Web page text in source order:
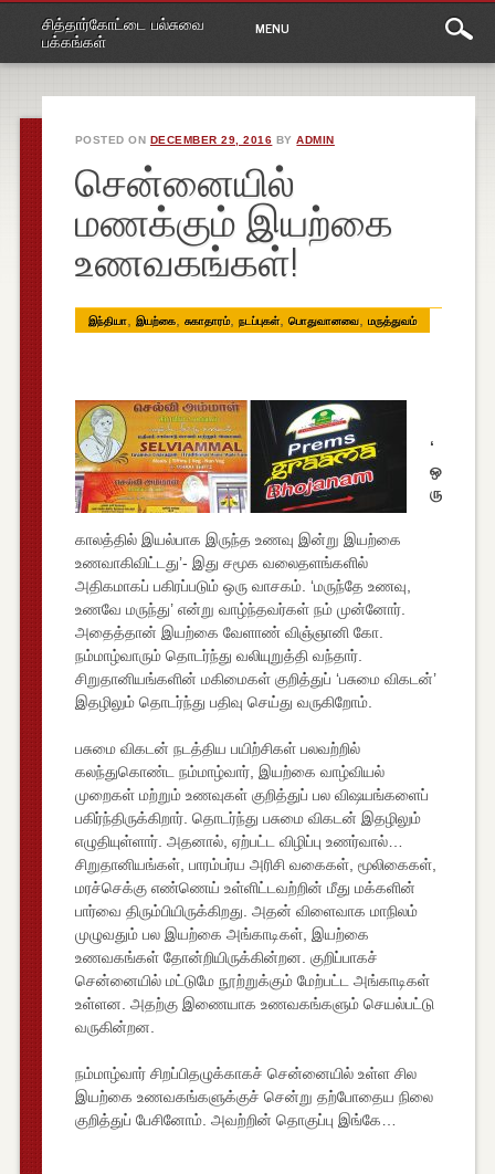
சித்தார்கோட்டை பல்சுவை
பக்கங்கள்
Main
menu
content
MENU
POSTED ON DECEMBER 29, 2016 BYADMIN
சென்னையில்
மணக்கும் இயற்கை
உணவகங்கள்!
இந்தியா, இயற்கை, சுகாதாரம், நடப்புகள், பொதுவானவை, மருத்துவம்
‘
ஒ
ரு
காலத்தில் இயல்பாக இருந்த உணவு இன்று இயற்கை
உணவாகிவிட்டது’- இது சமூக வலைதளங்களில்
அதிகமாகப் பகிரப்படும் ஒரு வாசகம். ‘மருந்தே உணவு,
உணவே மருந்து’ என்று வாழ்ந்தவர்கள் நம் முன்னோர்.
அதைத்தான் இயற்கை வேளாண் விஞ்ஞானி கோ.
நம்மாழ்வாரும் தொடர்ந்து வலியுறுத்தி வந்தார்.
சிறுதானியங்களின் மகிமைகள் குறித்துப் ‘பசுமை விகடன்’
இதழிலும் தொடர்ந்து பதிவு செய்து வருகிறோம்.
பசுமை விகடன் நடத்திய பயிற்சிகள் பலவற்றில்
கலந்துகொண்ட நம்மாழ்வார், இயற்கை வாழ்வியல்
முறைகள் மற்றும் உணவுகள் குறித்துப் பல விஷயங்களைப்
பகிர்ந்திருக்கிறார். தொடர்ந்து பசுமை விகடன் இதழிலும்
எழுதியுள்ளார். அதனால், ஏற்பட்ட விழிப்பு உணர்வால்…
சிறுதானியங்கள், பாரம்பர்ய அரிசி வகைகள், மூலிகைகள்,
மரச்செக்கு எண்ணெய் உள்ளிட்டவற்றின் மீது மக்களின்
பார்வை திரும்பியிருக்கிறது. அதன் விளைவாக மாநிலம்
முழுவதும் பல இயற்கை அங்காடிகள், இயற்கை
உணவகங்கள் தோன்றியிருக்கின்றன. குறிப்பாகச்
சென்னையில் மட்டுமே நூற்றுக்கும் மேற்பட்ட அங்காடிகள்
உள்ளன. அதற்கு இணையாக உணவகங்களும் செயல்பட்டு
வருகின்றன.
நம்மாழ்வார் சிறப்பிதழுக்காகச் சென்னையில் உள்ள சில
இயற்கை உணவகங்களுக்குச் சென்று தற்போதைய நிலை
குறித்துப் பேசினோம். அவற்றின் தொகுப்பு இங்கே…